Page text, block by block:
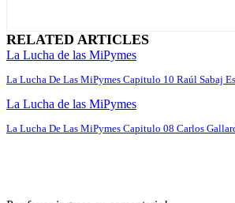
RELATED ARTICLES
La Lucha de las MiPymes
La Lucha De Las MiPymes Capitulo 10 Raúl Sabaj
La Lucha de las MiPymes
La Lucha De Las MiPymes Capitulo 08 Carlos